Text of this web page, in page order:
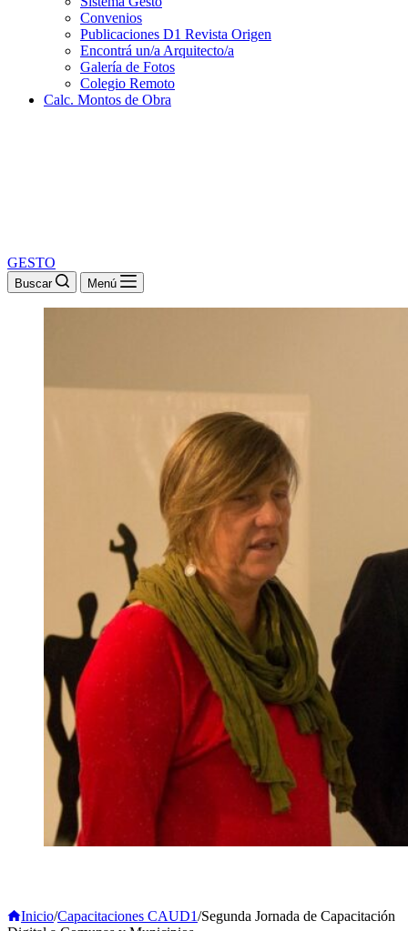
Convenios
Publicaciones D1 Revista Origen
Encontrá un/a Arquitecto/a
Galería de Fotos
Colegio Remoto
Calc. Montos de Obra
GESTO
Buscar Menú
Inicio/Capacitaciones CAUD1/Segunda Jornada de Capacitación